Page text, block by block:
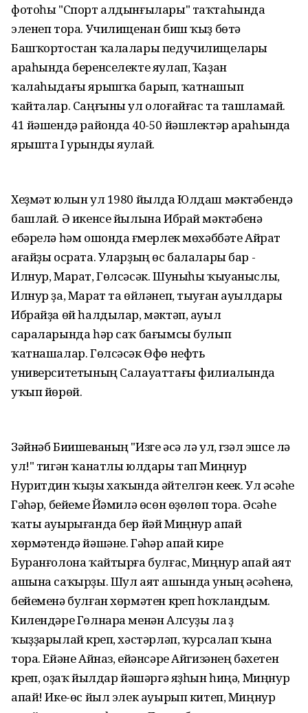
фотоһы "Спорт алдынғылары" таҡтаһында
эленеп тора. Училищенан биш ҡыҙ бөтә
Башҡортостан ҡалалары педучилищелары
араһында беренселекте яулап, Ҡаҙан
ҡалаһыдағы ярышҡа барып, ҡатнашып
ҡайталар. Саңғыны ул олоғайғас та ташламай.
41 йәшендә районда 40-50 йәшлектәр араһында
ярышта I урынды яулай.
Хеҙмәт юлын ул 1980 йылда Юлдаш мәктәбендә
башлай. Ә икенсе йылына Ибрай мәктәбенә
ебәрелә һәм ошонда ғүмерлек мөхәббәте Айрат
ағайҙы осрата. Уларҙың өс балалары бар -
Илнур, Марат, Гөлсәсәк. Шуныһы ҡыуаныслы,
Илнур ҙа, Марат та өйләнеп, тыуған ауылдары
Ибрайҙа өй һалдылар, мәктәп, ауыл
сараларында һәр саҡ бағымсы булып
ҡатнашалар. Гөлсәсәк Өфө нефть
университетының Салауаттағы филиалында
уҡып йөрөй.
Зәйнәб Биишеваның "Изге әсә лә ул, гүзәл эшсе лә
ул!" тигән ҡанатлы юлдары тап Миңнур
Нуритдин ҡыҙы хаҡында әйтелгән кеүек. Ул әсәһе
Гәүһәр, бейеме Йәмилә өсөн өҙөлөп тора. Әсәһе
ҡаты ауырығанда бер йәй Миңнур апай
хөрмәтендә йәшәне. Гәүһәр апай кире
Буранғолона ҡайтырға булғас, Миңнур апай аят
ашына саҡырҙы. Шул аят ашында уның әсәһенә,
бейеменә булған хөрмәтен күреп һоҡландым.
Килендәре Гөлнара менән Алсуҙы ла үҙ
ҡыҙҙарылай күреп, хәстәрләп, ҡурсалап ҡына
тора. Ейәне Айназ, ейәнсәре Айгизәнең бәхетен
күреп, оҙаҡ йылдар йәшәргә яҙһын һиңә, Миңнур
апай! Ике-өс йыл элек ауырып китеп, Миңнур